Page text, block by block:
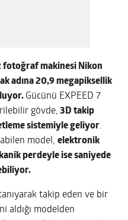
fotoğraf makinesi Nikon
adına20,9 megapiksellik
Gücünü EXPEED 7
gövde, 3D takip
sistemiyle geliyor.
model,elektronik
perdeyle ise saniyede
takip eden ve bir
aldığı modelden